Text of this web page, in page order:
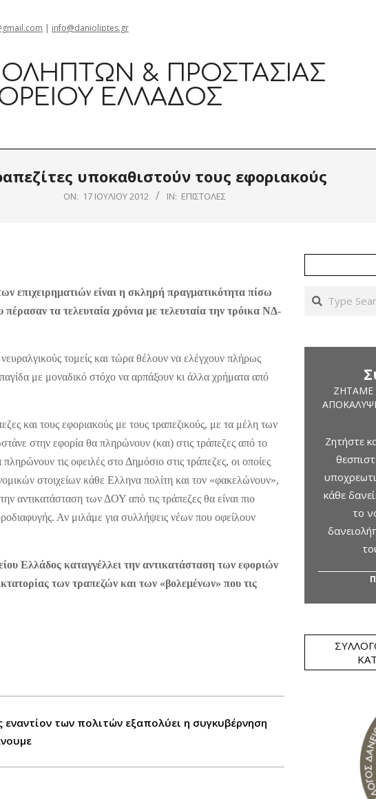
| info@danioliptes.gr
& ΠΡΟΣΤΑΣΊΑΣ
ΕΛΛΆΔΟΣ
υποκαθιστούν τους εφοριακούς
ON: 17 ΙΟΥΛΊΟΥ 2012 IN: ΕΠΙΣΤΟΛΈΣ
επιχειρηματιών είναι η σκληρή πραγματικότητα πίσω
τα τελευταία χρόνια με τελευταία την τρόικα ΝΔ-
τομείς και τώρα θέλουν να ελέγχουν πλήρως
με μοναδικό στόχο να αρπάξουν κι άλλα χρήματα από
και τους εφοριακούς με τους τραπεζικούς, με τα μέλη των
στην εφορία θα πληρώνουν (και) στις τράπεζες από το
τις οφειλές στο Δημόσιο στις τράπεζες, οι οποίες
στοιχείων κάθε Ελληνα πολίτη και τον «φακελώνουν»,
αντικατάσταση των ΔΟΥ από τις τράπεζες θα είναι πιο
Αν μιλάμε για συλλήψεις νέων που οφείλουν
Ελλάδος καταγγέλλει την αντικατάσταση των εφοριών
των τραπεζών και των «βολεμένων» που τις
των πολιτών εξαπολύει η συγκυβέρνηση
Search
ΖΗΤΆΜΕ
Ζητήστε
κάθε
το